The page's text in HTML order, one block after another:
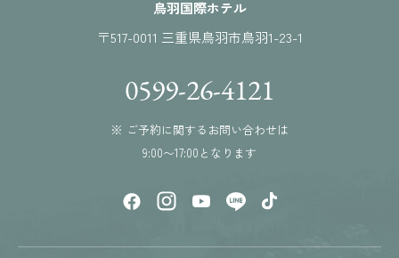
鳥羽国際ホテル
〒517-0011 三重県鳥羽市鳥羽1-23-1
0599-26-4121
※ ご予約に関するお問い合わせは
9:00〜17:00となります